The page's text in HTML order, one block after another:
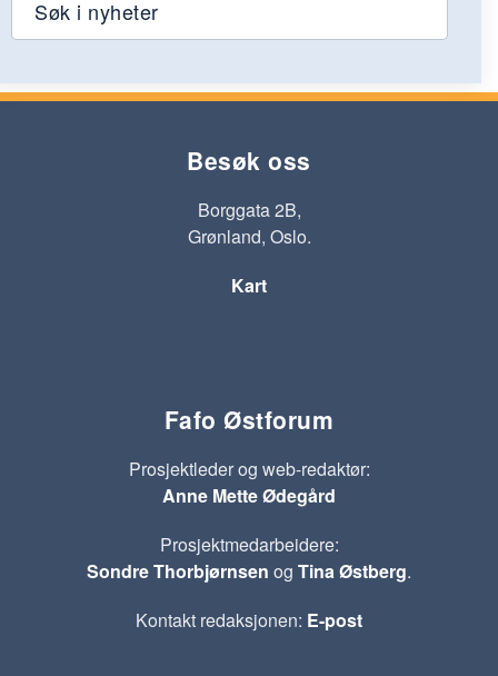
Søk i nyheter
Besøk oss
Borggata 2B,
Grønland, Oslo.
Kart
Fafo Østforum
Prosjektleder og web-redaktør:
Anne Mette Ødegård
Prosjektmedarbeidere:
Sondre Thorbjørnsen og Tina Østberg.
Kontakt redaksjonen: E-post